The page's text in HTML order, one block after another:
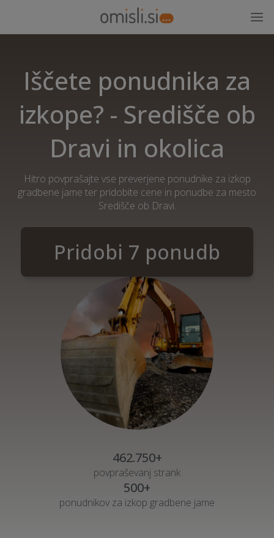
Iščete ponudnika za
izkope? - Središče ob
Dravi in okolica
Hitro povprašajte vse preverjene ponudnike za izkop
gradbene jame ter pridobite cene in ponudbe za mesto
Središče ob Dravi.
Pridobi 7 ponudb
462.750+
povpraševanj strank
500+
ponudnikov za izkop gradbene jame